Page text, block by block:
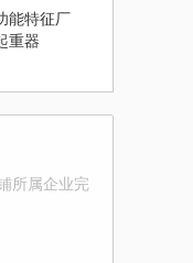
能特征厂
重器
所属企业完